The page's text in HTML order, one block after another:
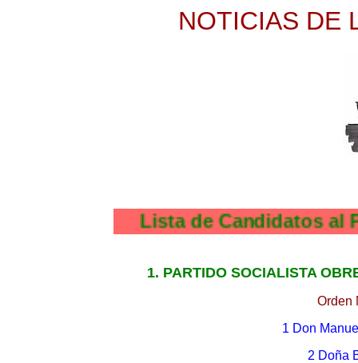
NOTICIAS DE
Lista de
1. PARTIDO SOCIALISTA
Orden
1 Don
2 Doña